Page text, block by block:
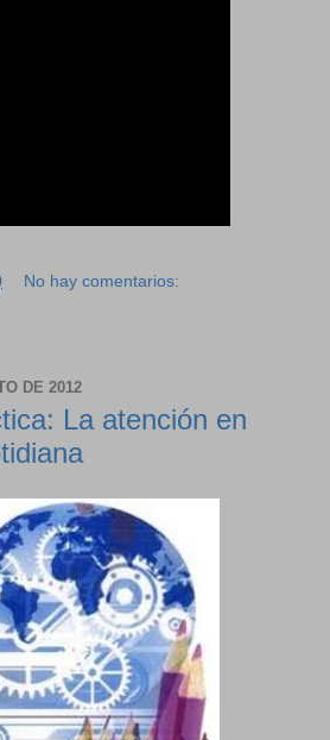
No hay comentarios:
DE 2012
La atención en